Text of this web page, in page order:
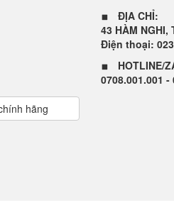
hãng
ĐỊA CHỈ:
43 HÀM NGHI,
Điện thoại:
HOTLINE/
0708.001.001 -